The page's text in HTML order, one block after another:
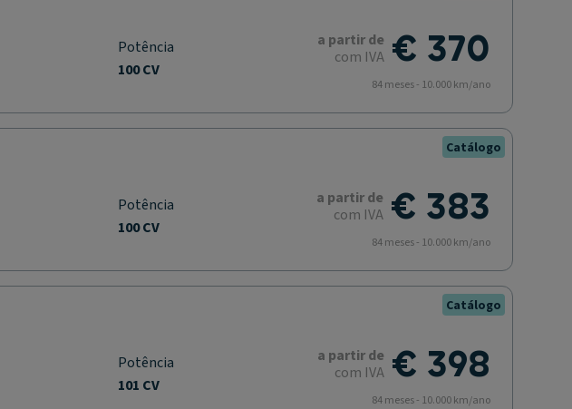
Potência
100 CV
€ 370
a partir de
com IVA
84 meses - 10.000 km/ano
Catálogo
Potência
100 CV
€ 383
a partir de
com IVA
84 meses - 10.000 km/ano
Catálogo
Potência
101 CV
€ 398
a partir de
com IVA
84 meses - 10.000 km/ano